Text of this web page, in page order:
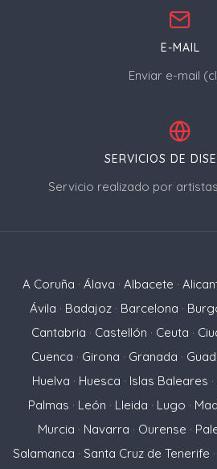
E-MAIL
Enviar e-mail
SERVICIOS DE
Servicio realizado por
A Coruña · Álava · Albacete ·
Ávila · Badajoz · Barcelona ·
Cantabria · Castellón · Ceuta ·
Cuenca · Girona · Granada ·
Huelva · Huesca · Islas Baleares ·
Palmas · León · Lleida · Lugo ·
Murcia · Navarra · Ourense ·
Salamanca · Santa Cruz de Tenerife ·